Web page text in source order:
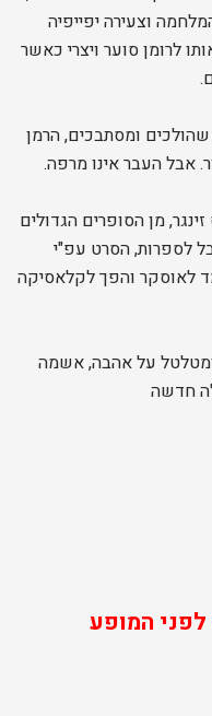
וצעירה יפייפיה
לרומן סוער ויצרי כאשר
ומסתבכים, הרמן
אבל העבר אינו מרפה.
מן הסופרים הגדולים
וחתן פרס נובל לספרות, הסרט עפ"י
לאוסקר והפך לקלאסיקה
על אהבה, אשמה
חדשה
לפני המופע